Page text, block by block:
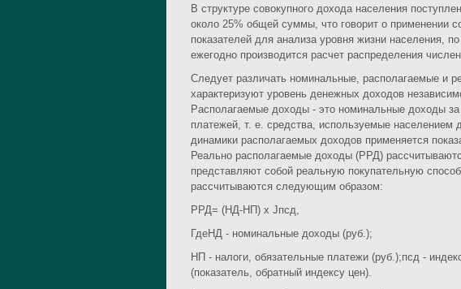
В структуре совокупного дохода населения
около 25% общей суммы, что говорит о применении
показателей для анализа уровня жизни населения,
ежегодно производится расчет распределения
Следует различать номинальные, располагаемые и
характеризуют уровень денежных доходов
Располагаемые доходы - это номинальные доходы
платежей, т. е. средства, используемые населением
динамики располагаемых доходов применяется
Реально располагаемые доходы (РРД)
представляют собой реальную покупательную
рассчитываются следующим образом:
РРД= (НД-НП) х Jпсд,
ГдеНД - номинальные доходы (руб.);
НП - налоги, обязательные платежи (руб.);псд -
(показатель, обратный индексу цен).